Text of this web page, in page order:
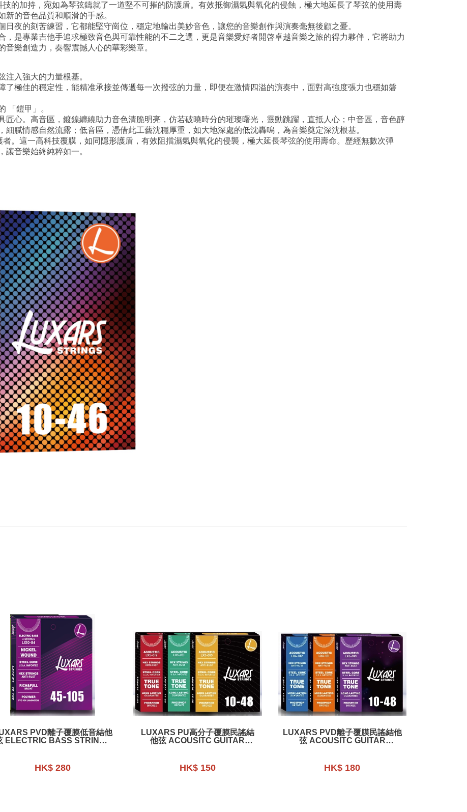
的加持，宛如為琴弦鑄就了一道堅不可摧的防護盾。有效抵御濕氣與氧化的侵蝕，極大地延長了琴弦的使用壽
的音色品質和順滑的手感。
夜的刻苦練習，它都能堅守崗位，穩定地輸出美妙音色，讓您的音樂創作與演奏毫無後顧之憂。
，是專業吉他手追求極致音色與可靠性能的不二之選，更是音樂愛好者開啓卓越音樂之旅的得力夥伴，它將助力
樂創造力，奏響震撼人心的華彩樂章。
注入強大的力量根基。
了極佳的穩定性，能精准承接並傳遞每一次撥弦的力量，即便在激情四溢的演奏中，面對高強度張力也穩如磐
「鎧甲」。
匠心。高音區，鍍鎳纏繞助力音色清脆明亮，仿若破曉時分的璀璨曙光，靈動跳躍，直抵人心；中音區，音色醇
細膩情感自然流露；低音區，憑借此工藝沈穩厚重，如大地深處的低沈轟鳴，為音樂奠定深沈根基。
。這一高科技覆膜，如同隱形護盾，有效阻擋濕氣與氧化的侵襲，極大延長琴弦的使用壽命。歷經無數次彈
讓音樂始終純粹如一。
PVD離⼦覆膜低音結他
ELECTRIC BASS STRINGS
HK$ 280
LUXARS PU⾼分⼦覆膜民謠結
他弦 ACOUSITC GUITAR
HK$ 150
LUXARS PVD離⼦覆膜民謠結他
弦 ACOUSITC GUITAR
HK$ 180